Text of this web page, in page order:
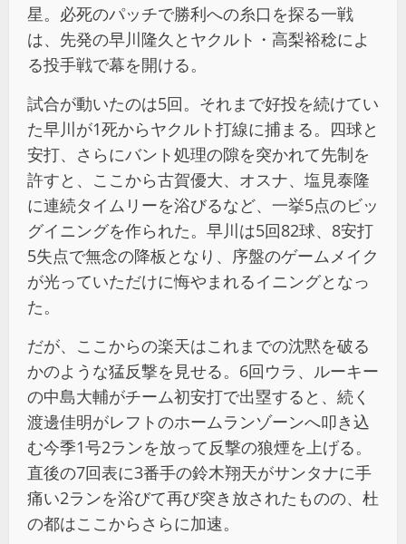
星。必死のパッチで勝利への糸口を探る一戦
は、先発の早川隆久とヤクルト・高梨裕稔によ
る投手戦で幕を開ける。
試合が動いたのは5回。それまで好投を続けてい
た早川が1死からヤクルト打線に捕まる。四球と
安打、さらにバント処理の隙を突かれて先制を
許すと、ここから古賀優大、オスナ、塩見泰隆
に連続タイムリーを浴びるなど、一挙5点のビッ
グイニングを作られた。早川は5回82球、8安打
5失点で無念の降板となり、序盤のゲームメイク
が光っていただけに悔やまれるイニングとなっ
た。
だが、ここからの楽天はこれまでの沈黙を破る
かのような猛反撃を見せる。6回ウラ、ルーキー
の中島大輔がチーム初安打で出塁すると、続く
渡邊佳明がレフトのホームランゾーンへ叩き込
む今季1号2ランを放って反撃の狼煙を上げる。
直後の7回表に3番手の鈴木翔天がサンタナに手
痛い2ランを浴びて再び突き放されたものの、杜
の都はここからさらに加速。